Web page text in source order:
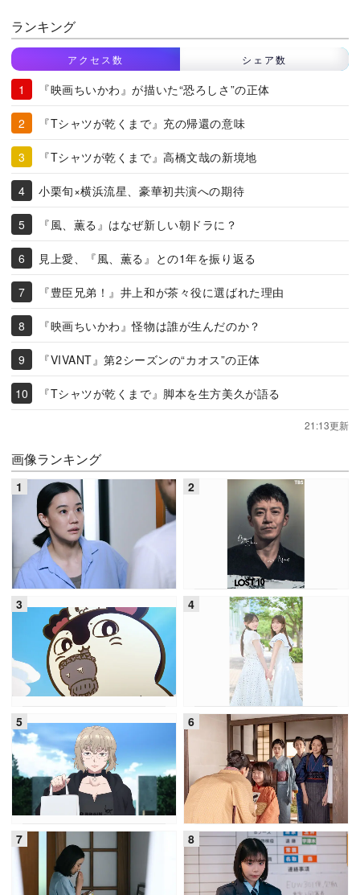
ランキング
アクセス数 シェア数
『映画ちいかわ』が描いた“恐ろしさ”の正体
『Tシャツが乾くまで』充の帰還の意味
『Tシャツが乾くまで』高橋文哉の新境地
小栗旬×横浜流星、豪華初共演への期待
『風、薫る』はなぜ新しい朝ドラに？
見上愛、『風、薫る』との1年を振り返る
『豊臣兄弟！』井上和が茶々役に選ばれた理由
『映画ちいかわ』怪物は誰が生んだのか？
『VIVANT』第2シーズンの“カオス”の正体
『Tシャツが乾くまで』脚本を生方美久が語る
21:13更新
画像ランキング